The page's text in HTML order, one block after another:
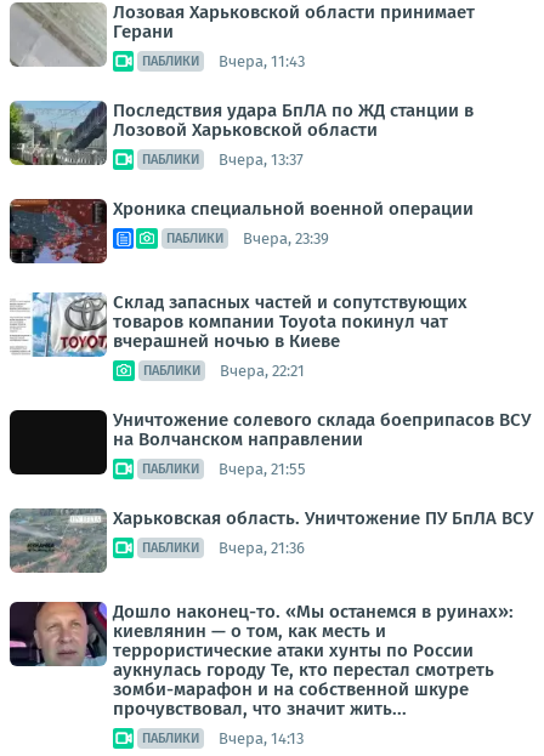
Лозовая Харьковской области принимает
Герани
ПАБЛИКИ Вчера, 11:43
Последствия удара БпЛА по ЖД станции в
Лозовой Харьковской области
ПАБЛИКИ Вчера, 13:37
Хроника специальной военной операции
ПАБЛИКИ Вчера, 23:39
Склад запасных частей и сопутствующих
товаров компании Toyota покинул чат
вчерашней ночью в Киеве
ПАБЛИКИ Вчера, 22:21
Уничтожение солевого склада боеприпасов ВСУ
на Волчанском направлении
ПАБЛИКИ Вчера, 21:55
Харьковская область. Уничтожение ПУ БпЛА ВСУ
ПАБЛИКИ Вчера, 21:36
Дошло наконец-то. «Мы останемся в руинах»:
киевлянин — о том, как месть и
террористические атаки хунты по России
аукнулась городу Те, кто перестал смотреть
зомби-марафон и на собственной шкуре
прочувствовал, что значит жить...
ПАБЛИКИ Вчера, 14:13